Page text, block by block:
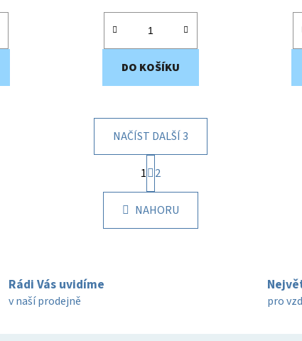
DO KOŠÍKU
O
v
l
á
NAČÍST DALŠÍ 3
S
t
r
n
k
1 2
NAHORU
Rádi Vás uvidíme
v naší prodejně pro